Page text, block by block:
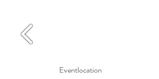
Eventlocation